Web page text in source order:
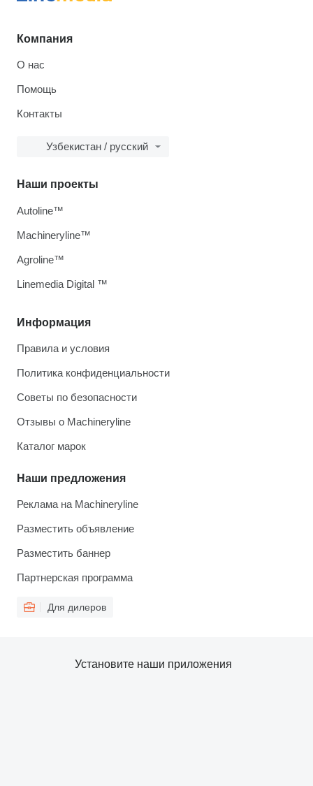
Компания
О нас
Помощь
Контакты
Узбекистан / русский
Информация
Правила и условия
Политика конфиденциальности
Советы по безопасности
Отзывы о Machineryline
Каталог марок
Наши предложения
Реклама на Machineryline
Разместить объявление
Разместить баннер
Партнерская программа
Для дилеров
Наши проекты
Autoline™
Machineryline™
Agroline™
Linemedia Digital ™
Установите наши приложения